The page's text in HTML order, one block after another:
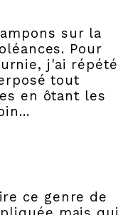
sur la
Pour
j'ai répété
tout
en ôtant les
ce genre de